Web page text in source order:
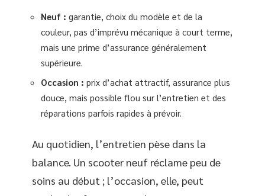
Neuf : garantie, choix du modèle et de la
couleur, pas d’imprévu mécanique à court terme,
mais une prime d’assurance généralement
supérieure.
Occasion : prix d’achat attractif, assurance plus
douce, mais possible flou sur l’entretien et des
réparations parfois rapides à prévoir.
Au quotidien, l’entretien pèse dans la
balance. Un scooter neuf réclame peu de
soins au début ; l’occasion, elle, peut